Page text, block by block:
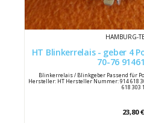
HAMBURG-
HT Blinkerrelais - geber 4
70-76
Blinkerrelais / Blinkgeber Passend für
Hersteller: HT Hersteller Nummer: 914 618
618 303
23,80